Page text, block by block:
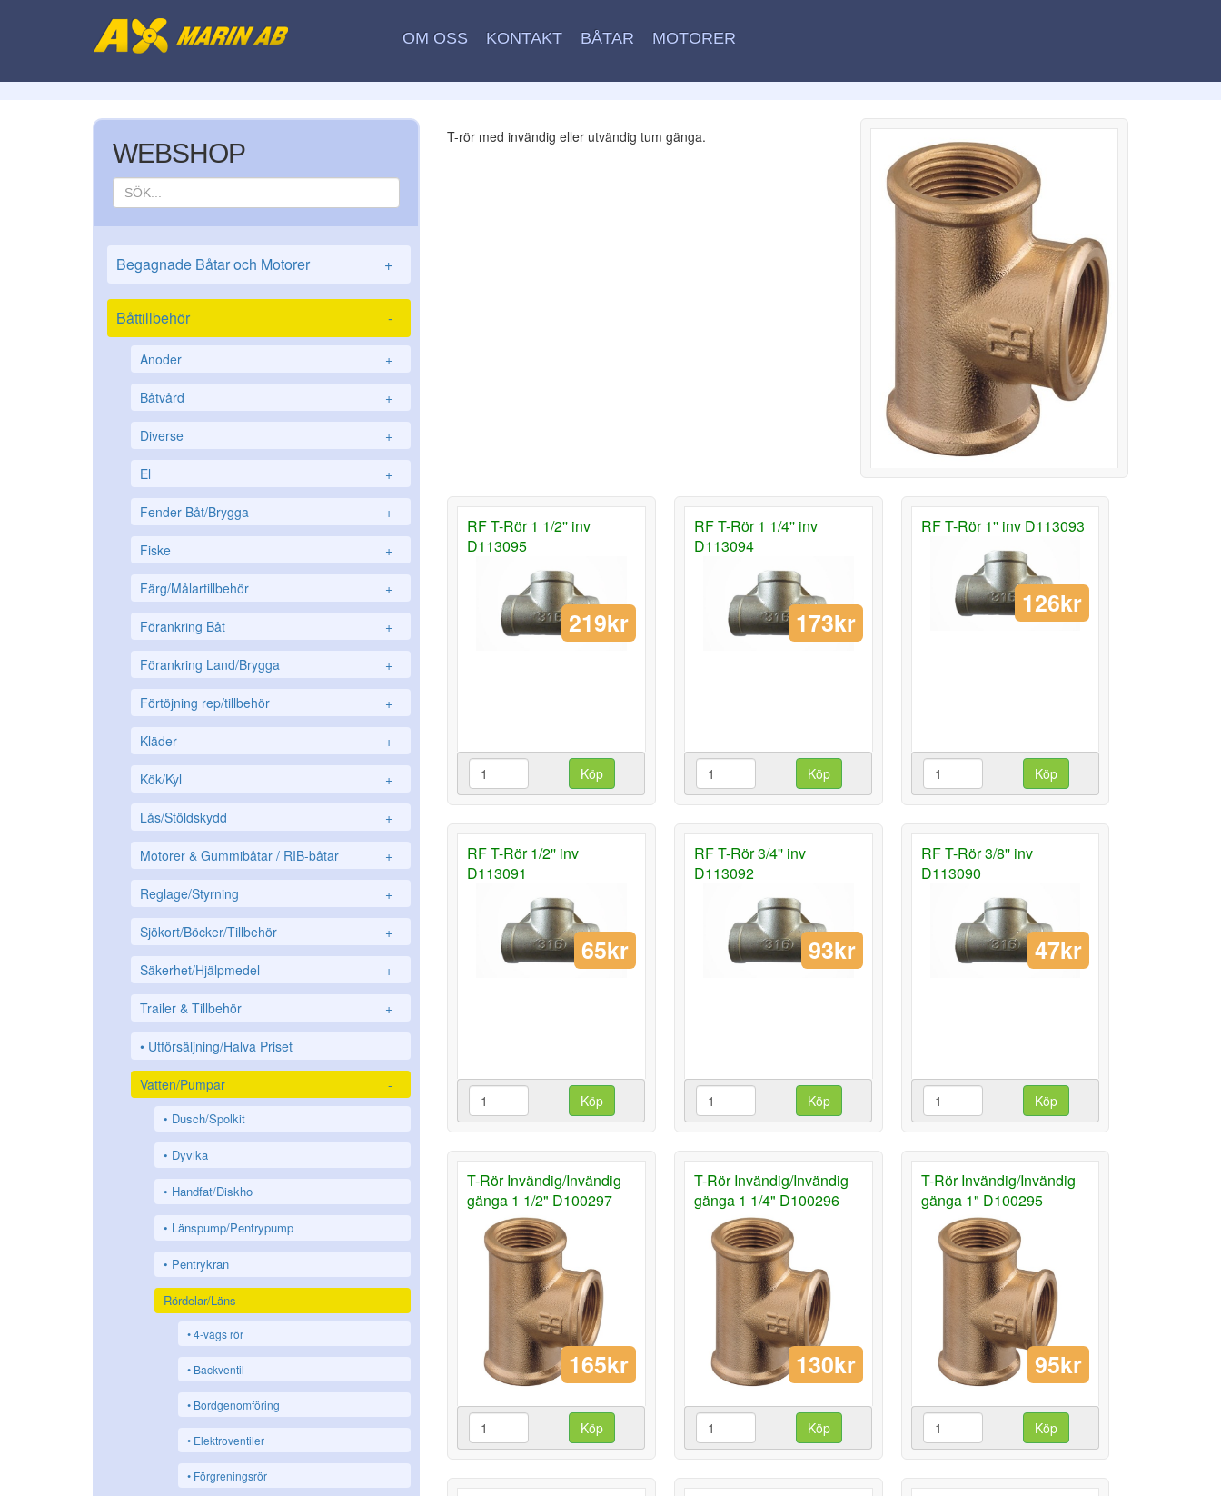
OM OSS KONTAKT BÅTAR MOTORER
WEBSHOP
Begagnade Båtar och Motorer +
Båttillbehör -
Anoder +
Båtvård +
Diverse +
El +
Fender Båt/Brygga +
Fiske +
Färg/Målartillbehör +
Förankring Båt +
Förankring Land/Brygga +
Förtöjning rep/tillbehör +
Kläder +
Kök/Kyl +
Lås/Stöldskydd +
Motorer & Gummibåtar / RIB-båtar +
Reglage/Styrning +
Sjökort/Böcker/Tillbehör +
Säkerhet/Hjälpmedel +
Trailer & Tillbehör +
Utförsäljning/Halva Priset
Vatten/Pumpar -
Dusch/Spolkit
Dyvika
Handfat/Diskho
Länspump/Pentrypump
Pentrykran
Rördelar/Läns -
4-vägs rör
Backventil
Bordgenomföring
Elektroventiler
Förgreningsrör
T-rör med invändig eller utvändig tum gänga.
RF T-Rör 1 1/2'' inv
D113095
219kr
Köp
RF T-Rör 1 1/4'' inv
D113094
173kr
Köp
RF T-Rör 1'' inv D113093
126kr
Köp
RF T-Rör 1/2'' inv
D113091
65kr
Köp
RF T-Rör 3/4'' inv
D113092
93kr
Köp
RF T-Rör 3/8'' inv
D113090
47kr
Köp
T-Rör Invändig/Invändig
gänga 1 1/2" D100297
165kr
Köp
T-Rör Invändig/Invändig
gänga 1 1/4" D100296
130kr
Köp
T-Rör Invändig/Invändig
gänga 1" D100295
95kr
Köp